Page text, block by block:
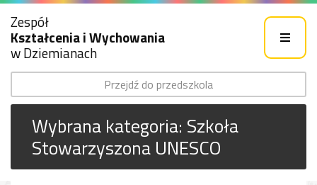
Zespół
Kształcenia i Wychowania
w Dziemianach
Przejdź do przedszkola
Wybrana kategoria: Szkoła
Stowarzyszona UNESCO